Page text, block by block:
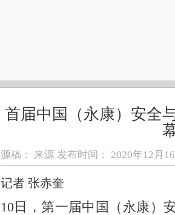
首届中国（永康）安全
源稿： 来源 发布时间： 2020年12月
记者 张赤奎
10日，第一届中国（永康）